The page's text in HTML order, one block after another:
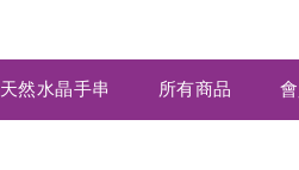
天然水晶手串 所有商品